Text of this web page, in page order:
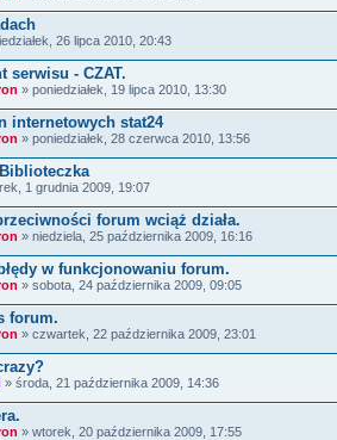
26 lipca 2010, 20:43
serwisu - CZAT.
» poniedziałek, 19 lipca 2010, 13:30
internetowych stat24
» poniedziałek, 28 czerwca 2010, 13:56
1 grudnia 2009, 19:07
forum wciąż działa.
» niedziela, 25 października 2009, 16:16
w funkcjonowaniu forum.
» sobota, 24 października 2009, 09:05
forum.
» czwartek, 22 października 2009, 23:01
» środa, 21 października 2009, 14:36
» wtorek, 20 października 2009, 17:55